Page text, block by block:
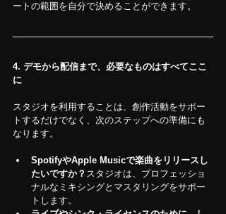
ートの範囲を自分で決めることができます。
4. デモから配信まで、必要なものはすべてここ
に
スタジオを利用することは、創作活動をサポー
トするだけでなく、次のステップへの準備にも
なります。
SpotifyやApple Musicで楽曲をリリースし
たいですか？ スタジオは、プロフェッショ
ナルなミキシングとマスタリングをサポー
トします。